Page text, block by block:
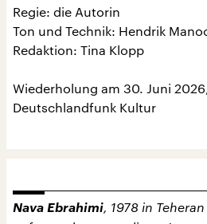
Regie: die Autorin
Ton und Technik: Hendrik
Redaktion: Tina Klopp
Wiederholung am 30. Juni
Deutschlandfunk Kultur
Nava Ebrahimi, 1978 in